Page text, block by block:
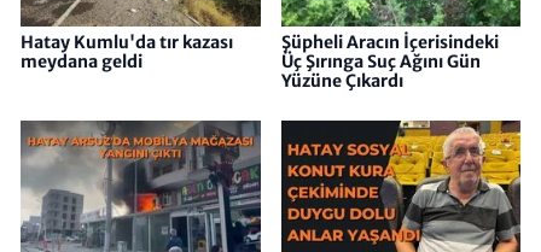
Hatay Kumlu'da tır kazası
meydana geldi
Şüpheli Aracın İçerisindeki
Üç Şırınga Suç Ağını Gün
Yüzüne Çıkardı